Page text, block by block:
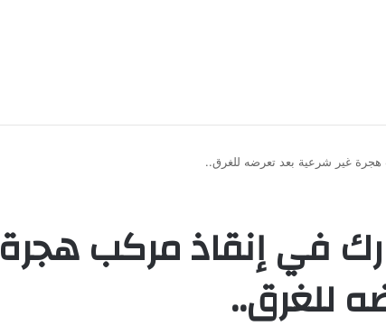
هجرة غير شرعية بعد تعرضه للغرق..
في إنقاذ مركب هجرة
للغرق..